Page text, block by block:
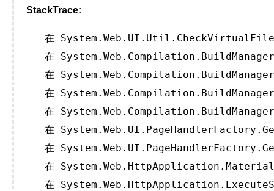
StackTrace:
在
在
在
在
在
在
在
在
在